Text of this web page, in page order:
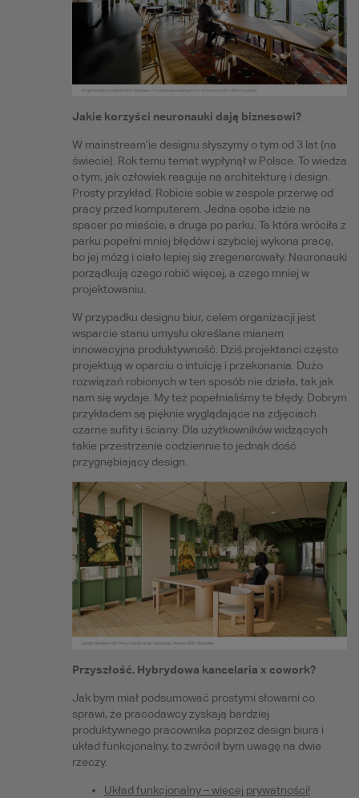
Jakie korzyści neuronauki dają biznesowi?
W mainstream’ie designu słyszymy o tym od 3 lat (na
świecie). Rok temu temat wypłynął w Polsce. To wiedza
o tym, jak człowiek reaguje na architekturę i design.
Prosty przykład. Robicie sobie w zespole przerwę od
pracy przed komputerem. Jedna osoba idzie na
spacer po mieście, a druga po parku. Ta która wróciła z
parku popełni mniej błędów i szybciej wykona pracę,
bo jej mózg i ciało lepiej się zregenerowały. Neuronauki
porządkują czego robić więcej, a czego mniej w
projektowaniu.
W przypadku designu biur, celem organizacji jest
wsparcie stanu umysłu określane mianem
innowacyjna produktywność. Dziś projektanci często
projektują w oparciu o intuicję i przekonania. Dużo
rozwiązań robionych w ten sposób nie działa, tak jak
nam się wydaje. My też popełnialiśmy te błędy. Dobrym
przykładem są pięknie wyglądające na zdjęciach
czarne sufity i ściany. Dla użytkowników widzących
takie przestrzenie codziennie to jednak dość
przygnębiający design.
Przyszłość. Hybrydowa kancelaria x cowork?
Jak bym miał podsumować prostymi słowami co
sprawi, że pracodawcy zyskają bardziej
produktywnego pracownika poprzez design biura i
układ funkcjonalny, to zwrócił bym uwagę na dwie
rzeczy.
Układ funkcjonalny – więcej prywatności!